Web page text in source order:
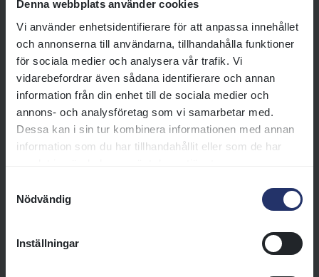
Denna webbplats använder cookies
Vi använder enhetsidentifierare för att anpassa innehållet
och annonserna till användarna, tillhandahålla funktioner
för sociala medier och analysera vår trafik. Vi
vidarebefordrar även sådana identifierare och annan
information från din enhet till de sociala medier och
annons- och analysföretag som vi samarbetar med.
Dessa kan i sin tur kombinera informationen med annan
information som du har tillhandahållit eller som de har
Nödvändig
Inställningar
Löpningen rids över 1200 meter
och lockar Skandinaviens bästa
sprinters på dirttrackbanan.
Läs mer
Valley Chapel Memorial (L)
Valley Chapel Memorial (L) är
Jägersro. Löpningen rids på
Derbydagen över 1730 meter